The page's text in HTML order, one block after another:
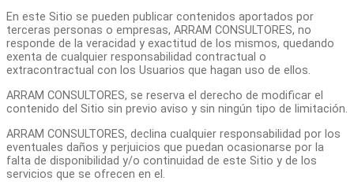
En este Sitio se pueden publicar contenidos aportados por
terceras personas o empresas, ARRAM CONSULTORES, no
responde de la veracidad y exactitud de los mismos, quedando
exenta de cualquier responsabilidad contractual o
extracontractual con los Usuarios que hagan uso de ellos.
ARRAM CONSULTORES, se reserva el derecho de modificar el
contenido del Sitio sin previo aviso y sin ningún tipo de limitación.
ARRAM CONSULTORES, declina cualquier responsabilidad por los
eventuales daños y perjuicios que puedan ocasionarse por la
falta de disponibilidad y/o continuidad de este Sitio y de los
servicios que se ofrecen en el.